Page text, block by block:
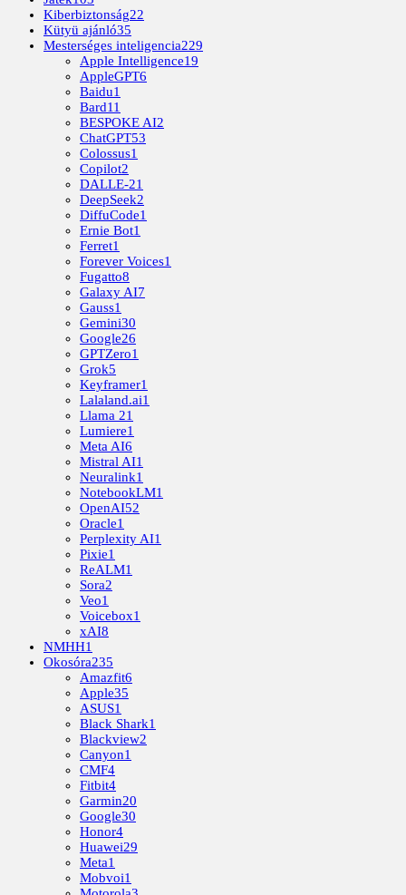
Kiberbiztonság22
Kütyü ajánló35
Mesterséges inteligencia229
Apple Intelligence19
AppleGPT6
Baidu1
Bard11
BESPOKE AI2
ChatGPT53
Colossus1
Copilot2
DALLE-21
DeepSeek2
DiffuCode1
Ernie Bot1
Ferret1
Forever Voices1
Fugatto8
Galaxy AI7
Gauss1
Gemini30
Google26
GPTZero1
Grok5
Keyframer1
Lalaland.ai1
Llama 21
Lumiere1
Meta AI6
Mistral AI1
Neuralink1
NotebookLM1
OpenAI52
Oracle1
Perplexity AI1
Pixie1
ReALM1
Sora2
Veo1
Voicebox1
xAI8
NMHH1
Okosóra235
Amazfit6
Apple35
ASUS1
Black Shark1
Blackview2
Canyon1
CMF4
Fitbit4
Garmin20
Google30
Honor4
Huawei29
Meta1
Mobvoi1